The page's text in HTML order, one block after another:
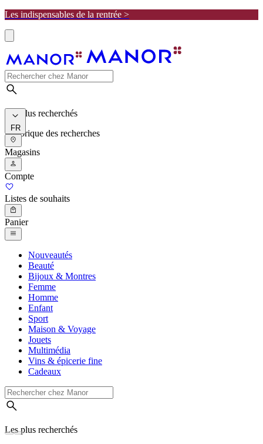
Les indispensables de la rentrée >
Les plus recherchés
Historique des recherches
FR
Magasins
Compte
Listes de souhaits
Panier
Nouveautés
Beauté
Bijoux & Montres
Femme
Homme
Enfant
Sport
Maison & Voyage
Jouets
Multimédia
Vins & épicerie fine
Cadeaux
Les plus recherchés